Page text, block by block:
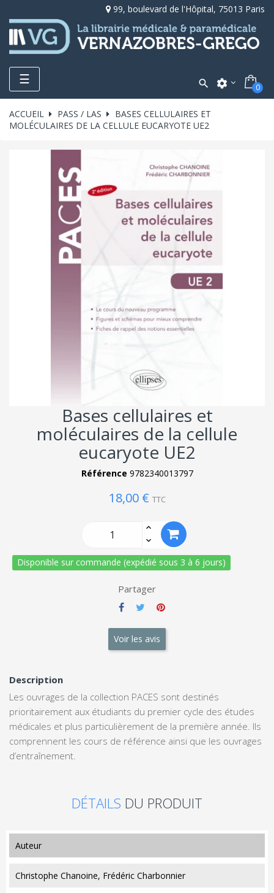
99, boulevard de l'Hôpital, 75013 Paris
Toggle
navigation
☰  settings 0
ACCUEIL PASS / LAS
BASES CELLULAIRES ET
MOLÉCULAIRES DE LA CELLULE EUCARYOTE UE2
Bases cellulaires et
moléculaires de la cellule
eucaryote UE2
Référence 9782340013797
18,00 € TTC
Disponible sur commande (expédié sous 3 à 6 jours)
Partager
Voir les avis
Description
Les ouvrages de la collection PACES sont destinés
prioritairement aux étudiants du premier cycle des études
médicales et plus particulièrement de la première année. Ils
comprennent les cours de référence ainsi que les ouvrages
d’entraînement.
DÉTAILS DU PRODUIT
auteur
Christophe Chanoine, Frédéric Charbonnier